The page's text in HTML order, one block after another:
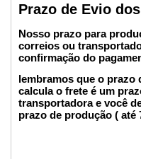
Prazo de Evio
Nosso prazo para
correios ou
confirmação do
lembramos que o prazo
calcula o frete é um
transportadora e você
prazo de produção ( até